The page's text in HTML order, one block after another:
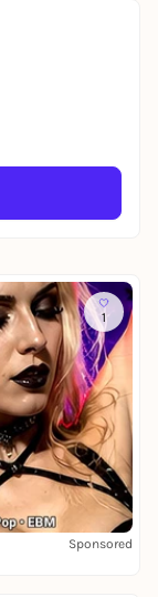
1
Sponsored